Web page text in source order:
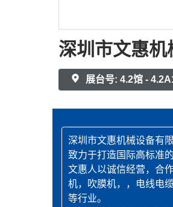
深圳市文惠机
展台号: 4.2馆 -
深圳市文惠机械设备有
致力于打造国际高标准
文惠人以诚信经营，合
机，吹膜机，，电线电
等行业。